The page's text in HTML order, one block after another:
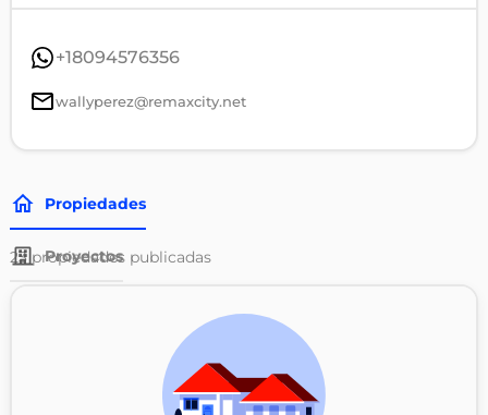
+18094576356
wallyperez@remaxcity.net
Propiedades
Proyectos
23 propiedades publicadas